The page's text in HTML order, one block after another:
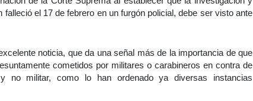
el 17 de febrero en un furgón policial, debe ser visto ante
noticia, que da una señal más de la importancia de que
cometidos por militares o carabineros en contra de
no militar, como lo han ordenado ya diversas instancias